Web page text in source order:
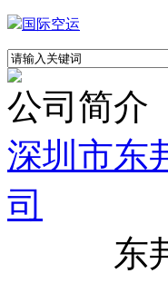
运输代理服务
国际空运
公司简介
深圳市东
司